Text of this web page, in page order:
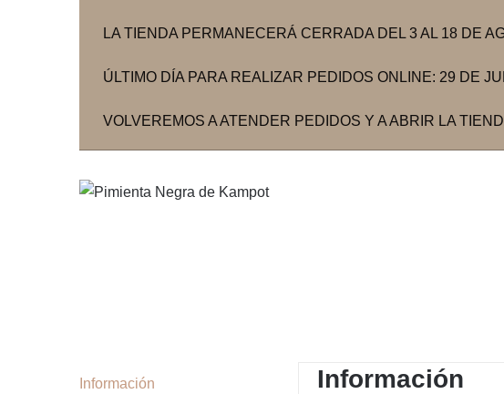
LA TIENDA PERMANECERÁ CERRADA DEL 3 AL 18 DE
ÚLTIMO DÍA PARA REALIZAR PEDIDOS ONLINE: 29 DE
VOLVEREMOS A ATENDER PEDIDOS Y A ABRIR LA
Información Información